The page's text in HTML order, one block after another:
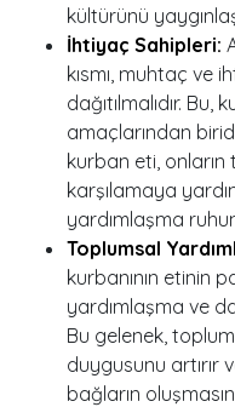
kültürünü
İhtiyaç Sahipleri:
kısmı, muhtaç ve
dağıtılmalıdır.
amaçlarından
kurban eti, onların
karşılamaya
yardımlaşma
Toplumsal
kurbanının etinin
yardımlaşma ve
Bu gelenek,
duygusunu artırır
bağların